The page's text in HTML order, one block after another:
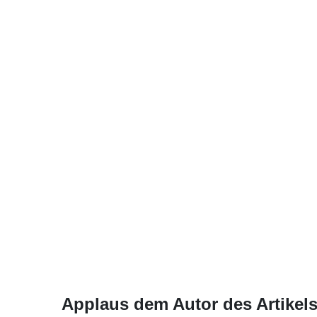
Applaus dem Autor des